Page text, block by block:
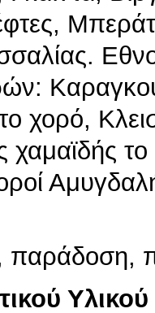
χορό,
χαμαϊδής
παράδοση,
Υλικού